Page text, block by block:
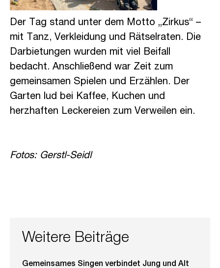
Der Tag stand unter dem Motto „Zirkus“ –
mit Tanz, Verkleidung und Rätselraten. Die
Darbietungen wurden mit viel Beifall
bedacht. Anschließend war Zeit zum
gemeinsamen Spielen und Erzählen. Der
Garten lud bei Kaffee, Kuchen und
herzhaften Leckereien zum Verweilen ein.
Fotos: Gerstl-Seidl
Weitere Beiträge
Gemeinsames Singen verbindet Jung und Alt